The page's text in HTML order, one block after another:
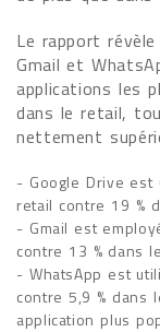
Le rapport
Gmail et
applications les
dans le retail,
nettement
- Google Drive est
retail contre 19 %
- Gmail est
contre 13 % dans
- WhatsApp est
contre 5,9 % dans
application plus